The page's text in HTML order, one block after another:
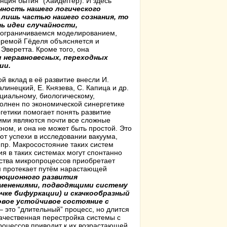
нашего логического
частью нашего сознания, то
идеи случайности,
моделированием,
Гёделя объясняется и
Кроме того, она
неравновесных, переходных
вклад в её развитие внесли И.
Е. Князева, С. Капица и др.
биологическому,
по экономической синергетике
помогает понять развитие
являются почти все сложные
и она не может быть простой. Это
успехи в исследовании вакуума,
Макросостояние таких систем
в таких системах могут спонтанно
микропроцессов приобретает
протекает путём нарастающей
развития
подводящими систему
бифуркации) и скачкообразный
устойчивое состояние с
“длительный” процесс, но длится
перестройка системы с